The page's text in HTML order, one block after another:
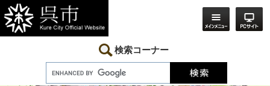
ー
ジ
の
ニ
ュ
ー
検索コーナー